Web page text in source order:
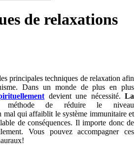
de relaxations
principales techniques de relaxation afin
Dans un monde de plus en plus
devient une nécessité.La
de réduire le niveau
mal qui affaiblit le système immunitaire et
de conséquences. Il importe donc de
Vous pouvez accompagner ces